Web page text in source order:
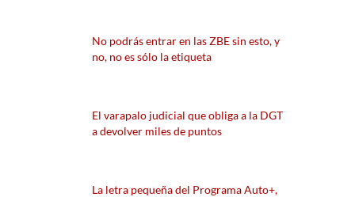
No podrás entrar en las ZBE sin esto, y
no, no es sólo la etiqueta
El varapalo judicial que obliga a la DGT
a devolver miles de puntos
La letra pequeña del Programa Auto+,